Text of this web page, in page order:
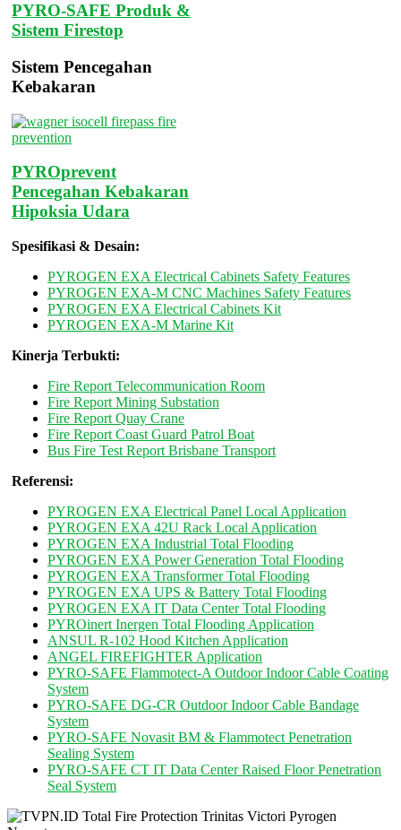
PYRO-SAFE Produk &
Sistem Firestop
Sistem Pencegahan
Kebakaran
PYROprevent
Pencegahan Kebakaran
Hipoksia Udara
Spesifikasi & Desain:
PYROGEN EXA Electrical Cabinets Safety Features
PYROGEN EXA-M CNC Machines Safety Features
PYROGEN EXA Electrical Cabinets Kit
PYROGEN EXA-M Marine Kit
Kinerja Terbukti:
Fire Report Telecommunication Room
Fire Report Mining Substation
Fire Report Quay Crane
Fire Report Coast Guard Patrol Boat
Bus Fire Test Report Brisbane Transport
Referensi:
PYROGEN EXA Electrical Panel Local Application
PYROGEN EXA 42U Rack Local Application
PYROGEN EXA Industrial Total Flooding
PYROGEN EXA Power Generation Total Flooding
PYROGEN EXA Transformer Total Flooding
PYROGEN EXA UPS & Battery Total Flooding
PYROGEN EXA IT Data Center Total Flooding
PYROinert Inergen Total Flooding Application
ANSUL R-102 Hood Kitchen Application
ANGEL FIREFIGHTER Application
PYRO-SAFE Flammotect-A Outdoor Indoor Cable Coating
System
PYRO-SAFE DG-CR Outdoor Indoor Cable Bandage
System
PYRO-SAFE Novasit BM & Flammotect Penetration
Sealing System
PYRO-SAFE CT IT Data Center Raised Floor Penetration
Seal System